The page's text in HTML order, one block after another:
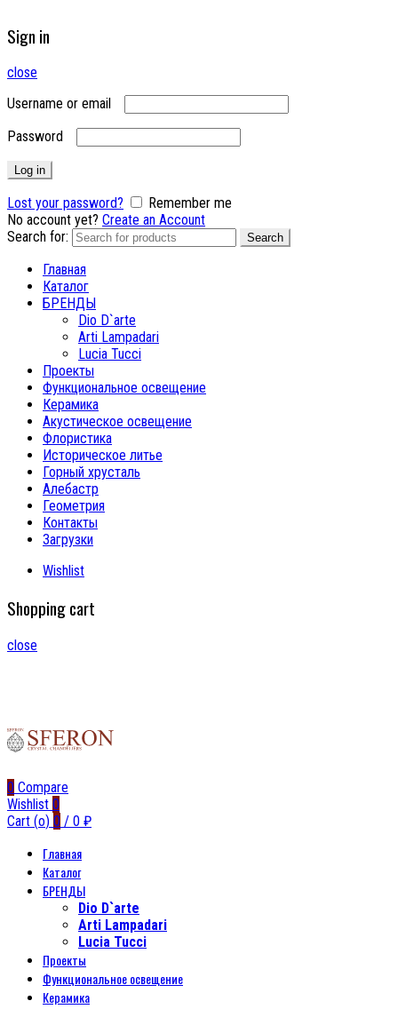
Sign in
close
Username or email
Password
Log in
Lost your password?
Remember me
No account yet? Create an Account
Search for:
Search
Главная
Каталог
БРЕНДЫ
Dio D`arte
Arti Lampadari
Lucia Tucci
Проекты
Функциональное освещение
Керамика
Акустическое освещение
Флористика
Историческое литье
Горный хрусталь
Алебастр
Геометрия
Контакты
Загрузки
Wishlist
Shopping cart
close
0 Compare
Wishlist 0
Cart (o) 0 / 0 ₽
Главная
Каталог
БРЕНДЫ
Dio D`arte
Arti Lampadari
Lucia Tucci
Проекты
Функциональное освещение
Керамика